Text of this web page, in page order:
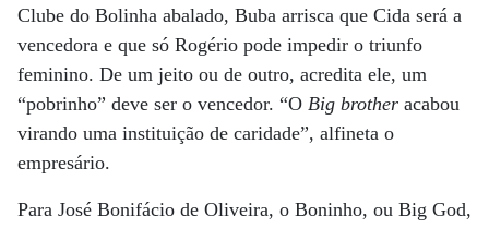
Clube do Bolinha abalado, Buba arrisca que Cida será a
vencedora e que só Rogério pode impedir o triunfo
feminino. De um jeito ou de outro, acredita ele, um
“pobrinho” deve ser o vencedor. “O Big brother acabou
virando uma instituição de caridade”, alfineta o
empresário.
Para José Bonifácio de Oliveira, o Boninho, ou Big God,